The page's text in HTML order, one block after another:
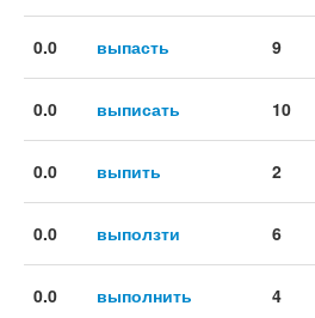
0.0 выпасть 9
0.0 выписать 10
0.0 выпить 2
0.0 выползти 6
0.0 выполнить 4